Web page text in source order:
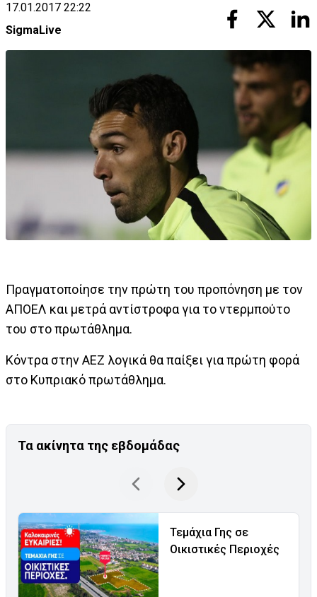
17.01.2017 22:22
SigmaLive
Πραγματοποίησε την πρώτη του προπόνηση με τον
ΑΠΟΕΛ και μετρά αντίστροφα για το ντερμπούτο
του στο πρωτάθλημα.
Κόντρα στην ΑΕΖ λογικά θα παίξει για πρώτη φορά
στο Κυπριακό πρωτάθλημα.
Τα ακίνητα της εβδομάδας
Τεμάχια Γης σε
Οικιστικές Περιοχές